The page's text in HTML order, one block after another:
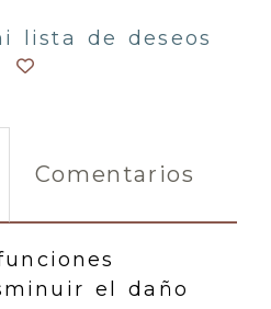
lista de deseos
Comentarios
el daño